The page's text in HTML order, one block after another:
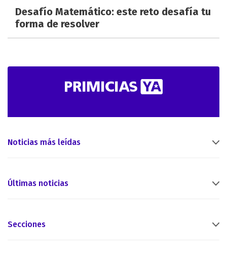
Desafío Matemático: este reto desafía tu
forma de resolver
Noticias más leídas
Últimas noticias
Secciones